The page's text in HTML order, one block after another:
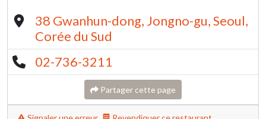
38 Gwanhun-dong, Jongno-gu, Seoul,
Corée du Sud
02-736-3211
Partager cette page